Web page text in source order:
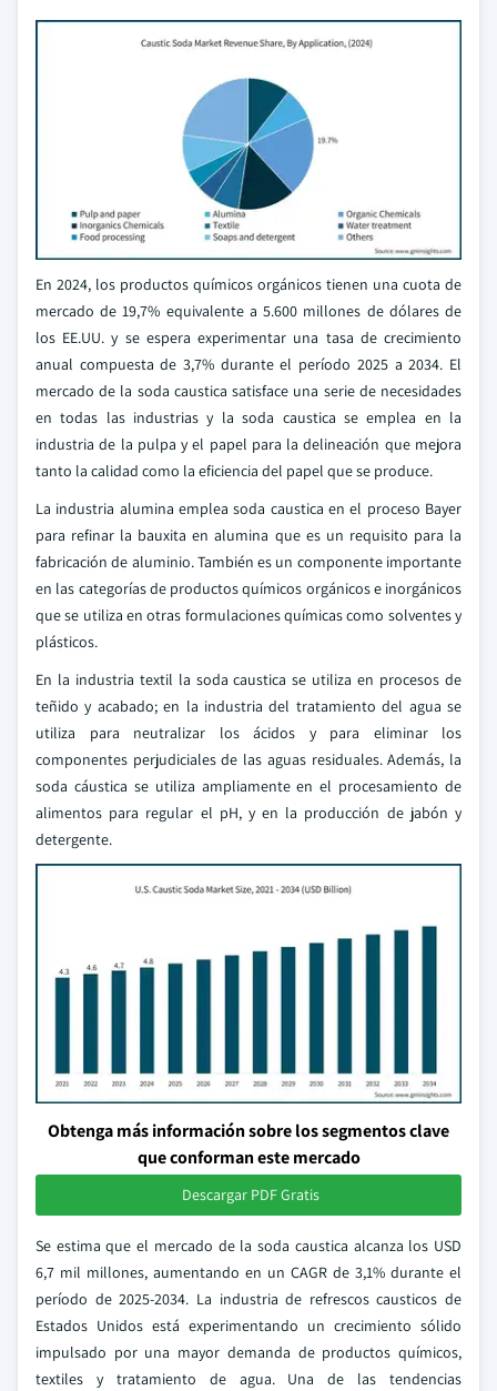
En 2024, los productos químicos orgánicos tienen una cuota de
mercado de 19,7% equivalente a 5.600 millones de dólares de
los EE.UU. y se espera experimentar una tasa de crecimiento
anual compuesta de 3,7% durante el período 2025 a 2034. El
mercado de la soda caustica satisface una serie de necesidades
en todas las industrias y la soda caustica se emplea en la
industria de la pulpa y el papel para la delineación que mejora
tanto la calidad como la eficiencia del papel que se produce.
La industria alumina emplea soda caustica en el proceso Bayer
para refinar la bauxita en alumina que es un requisito para la
fabricación de aluminio. También es un componente importante
en las categorías de productos químicos orgánicos e inorgánicos
que se utiliza en otras formulaciones químicas como solventes y
plásticos.
En la industria textil la soda caustica se utiliza en procesos de
teñido y acabado; en la industria del tratamiento del agua se
utiliza para neutralizar los ácidos y para eliminar los
componentes perjudiciales de las aguas residuales. Además, la
soda cáustica se utiliza ampliamente en el procesamiento de
alimentos para regular el pH, y en la producción de jabón y
detergente.
Obtenga más información sobre los segmentos clave
que conforman este mercado
Descargar PDF Gratis
Se estima que el mercado de la soda caustica alcanza los USD
6,7 mil millones, aumentando en un CAGR de 3,1% durante el
período de 2025-2034. La industria de refrescos causticos de
Estados Unidos está experimentando un crecimiento sólido
impulsado por una mayor demanda de productos químicos,
textiles y tratamiento de agua. Una de las tendencias